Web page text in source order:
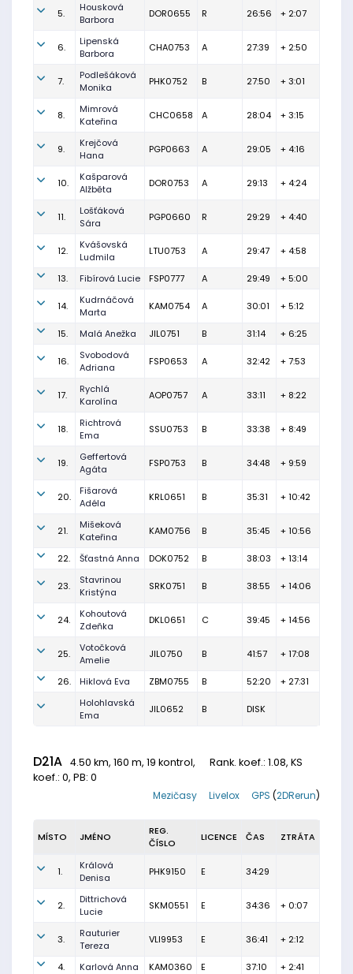
5.
Housková
Barbora
DOR0655 R 26:56 + 2:07
6.
Lipenská
Barbora
CHA0753 A 27:39 + 2:50
7.
Podlešáková
Monika
PHK0752 B 27:50 + 3:01
8.
Mimrová
Kateřina
CHC0658 A 28:04 + 3:15
9.
Krejčová
Hana
PGP0663 A 29:05 + 4:16
10.
Kašparová
Alžběta
DOR0753 A 29:13 + 4:24
11.
Lošťáková
Sára
PGP0660 R 29:29 + 4:40
12.
Kvášovská
Ludmila
LTU0753 A 29:47 + 4:58
13. Fibírová Lucie FSP0777 A 29:49 + 5:00
14.
Kudrnáčová
Marta
KAM0754 A 30:01 + 5:12
15. Malá Anežka JIL0751 B 31:14 + 6:25
16.
Svobodová
Adriana
FSP0653 A 32:42 + 7:53
17.
Rychlá
Karolína
AOP0757 A 33:11 + 8:22
18.
Richtrová
Ema
SSU0753 B 33:38 + 8:49
19.
Geffertová
Agáta
FSP0753 B 34:48 + 9:59
20.
Fišarová
Adéla
KRL0651 B 35:31 + 10:42
21.
Mišeková
Kateřina
KAM0756 B 35:45 + 10:56
22. Šťastná Anna DOK0752 B 38:03 + 13:14
23.
Stavrinou
Kristýna
SRK0751 B 38:55 + 14:06
24.
Kohoutová
Zdeňka
DKL0651 C 39:45 + 14:56
25.
Votočková
Amelie
JIL0750 B 41:57 + 17:08
26. Hiklová Eva ZBM0755 B 52:20
+ 27:31
Holohlavská
Ema
JIL0652 B DISK
D21A 4.50 km, 160 m, 19 kontrol, Rank. koef.: 1.08, KS
koef.: 0, PB: 0
GPS (2DRerun)
Livelox
Mezičasy
MÍSTO JMÉNO
REG.
ČÍSLO
LICENCE ČAS ZTRÁTA
1.
Králová
Denisa
PHK9150 E 34:29
2.
Dittrichová
Lucie
SKM0551 E 34:36 + 0:07
3.
Rauturier
Tereza
VLI9953 E 36:41 + 2:12
4. Karlová Anna KAM0360 E 37:10 + 2:41